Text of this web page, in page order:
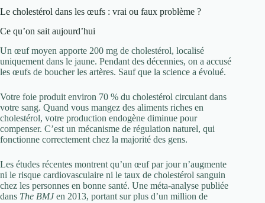
Le cholestérol dans les œufs : vrai ou faux problème ?
Ce qu’on sait aujourd’hui
Un œuf moyen apporte 200 mg de cholestérol, localisé
uniquement dans le jaune. Pendant des décennies, on a accusé
les œufs de boucher les artères. Sauf que la science a évolué.
Votre foie produit environ 70 % du cholestérol circulant dans
votre sang. Quand vous mangez des aliments riches en
cholestérol, votre production endogène diminue pour
compenser. C’est un mécanisme de régulation naturel, qui
fonctionne correctement chez la majorité des gens.
Les études récentes montrent qu’un œuf par jour n’augmente
ni le risque cardiovasculaire ni le taux de cholestérol sanguin
chez les personnes en bonne santé. Une méta-analyse publiée
dans The BMJen 2013, portant sur plus d’un million de